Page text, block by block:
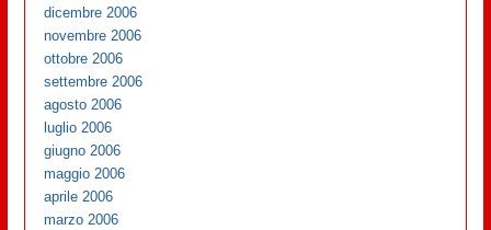
dicembre 2006
novembre 2006
ottobre 2006
settembre 2006
agosto 2006
luglio 2006
giugno 2006
maggio 2006
aprile 2006
marzo 2006